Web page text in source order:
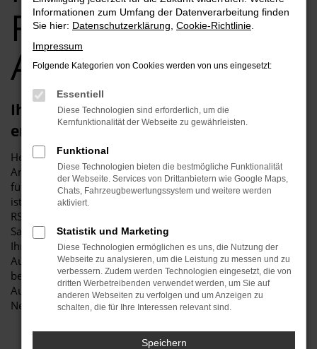
Freising Top-
Angebote
Ihren Audi RS6 Neuwagen für Freising
erhalten Sie im Autohaus Stiglmayr
Herzlich willkommen bei Autohaus Stiglmayr – Ihre erste
Anlaufstelle für exzellente Audi RS6 Neuwagen Fahrzeuge
für Freising und Umgebung! Unser renommiertes Autohaus
ist stolz darauf, Ihnen eine herausragende Auswahl an Audi
RS6 Neuwagen zu präsentieren, die höchste Standards in
Sachen Qualität und Leistung erfüllen. Wir sind seit Jahren
Ihr vertrauenswürdiger Partner, wenn es um erstklassige
Automobile geht. Erfahren Sie mehr über unsere
beeindruckende Audi RS6 Neuwagen Flotte und warum
Autohaus Stiglmayr die bevorzugte Adresse für Audi RS6
Neuwagen Liebhaber ist.
Informationen zum Umfang der Datenverarbeitung finden
Sie hier: Datenschutzerklärung Cookie-Richtlinie
Impressum
Folgende Kategorien von Cookies werden von uns eingesetzt:
Essentiell
Diese Technologien sind erforderlich, um die
Kernfunktionalität der Webseite zu gewährleisten.
Funktional
Diese Technologien bieten die bestmögliche Funktionalität
der Webseite. Services von Drittanbietern wie Google Maps,
Chats, Fahrzeugbewertungssystem und weitere werden
aktiviert.
Statistik und Marketing
Diese Technologien ermöglichen es uns, die Nutzung der
Webseite zu analysieren, um die Leistung zu messen und zu
verbessern. Zudem werden Technologien eingesetzt, die von
dritten Werbetreibenden verwendet werden, um Sie auf
anderen Webseiten zu verfolgen und um Anzeigen zu
schalten, die für Ihre Interessen relevant sind.
Speichern